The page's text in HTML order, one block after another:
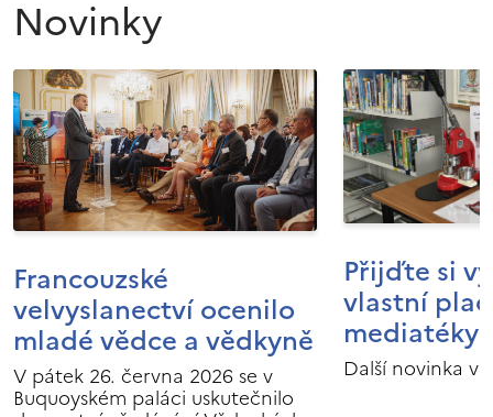
Novinky
Francouzské
velvyslanectví ocenilo
mladé vědce a vědkyně
V pátek 26. června 2026 se v
Buquoyském paláci uskutečnilo
Přijďte si
vlastní
mediatéky
Další novinka v